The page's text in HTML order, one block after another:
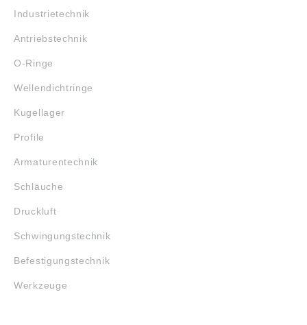
Industrietechnik
Antriebstechnik
O-Ringe
Wellendichtringe
Kugellager
Profile
Armaturentechnik
Schläuche
Druckluft
Schwingungstechnik
Befestigungstechnik
Werkzeuge